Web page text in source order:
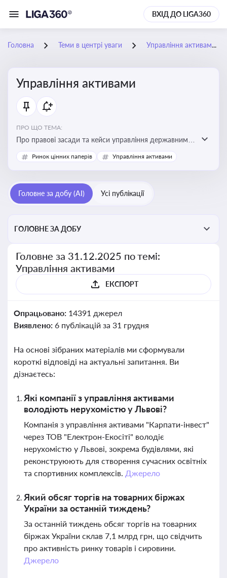
ВХІД ДО LIGA360
Головна Теми в центрі уваги Управління активами
Управління активами
ПРО ЩО ТЕМА:
Про правові засади та кейси управління державними,
комунальними та корпоративними активами, для
юристів і керівників, які відповідають за збереження
Ринок цінних паперів Управління активами
Головне за добу (AI) Усі публікації
ГОЛОВНЕ ЗА ДОБУ
Головне за 31.12.2025 по темі:
Управління активами
ЕКСПОРТ
Опрацьовано: 14391 джерел
Виявлено: 6 публікацій за 31 грудня
На основі зібраних матеріалів ми сформували
короткі відповіді на актуальні запитання. Ви
дізнаєтесь:
Які компанії з управління активами
володіють нерухомістю у Львові?
Компанія з управління активами "Карпати-інвест"
через ТОВ "Електрон-Екосіті" володіє
нерухомістю у Львові, зокрема будівлями, які
реконструюють для створення сучасних освітніх
та спортивних комплексів. Джерело
Який обсяг торгів на товарних біржах
України за останній тиждень?
За останній тиждень обсяг торгів на товарних
біржах України склав 7,1 млрд грн, що свідчить
про активність ринку товарів і сировини.
Джерело